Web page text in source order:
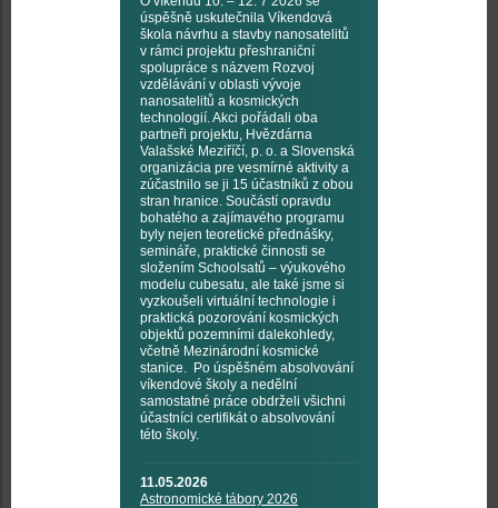
úspěšně uskutečnila Víkendová
škola návrhu a stavby nanosatelitů
v rámci projektu přeshraniční
spolupráce s názvem Rozvoj
vzdělávání v oblasti vývoje
nanosatelitů a kosmických
technologií. Akci pořádali oba
partneři projektu, Hvězdárna
Valašské Meziříčí, p. o. a Slovenská
organizácia pre vesmírné aktivity a
zúčastnilo se ji 15 účastníků z obou
stran hranice. Součástí opravdu
bohatého a zajímavého programu
byly nejen teoretické přednášky,
semináře, praktické činnosti se
složením Schoolsatů – výukového
modelu cubesatu, ale také jsme si
vyzkoušeli virtuální technologie i
praktická pozorování kosmických
objektů pozemními dalekohledy,
včetně Mezinárodní kosmické
stanice. Po úspěšném absolvování
víkendové školy a nedělní
samostatné práce obdrželi všichni
účastníci certifikát o absolvování
této školy.
11.05.2026
Astronomické tábory 2026